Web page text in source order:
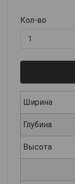
Кол-во
Ширина
Глубина
Высота